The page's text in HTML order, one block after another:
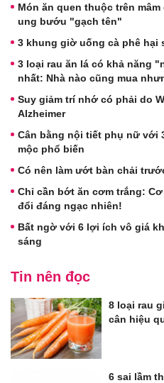
Món ăn quen thuộc trên
ung bướu "gạch tên"
3 khung giờ uống cà phê hại
3 loại rau ăn lá có khả năng
nhất: Nhà nào cũng mua
Suy giảm trí nhớ có phải do
Alzheimer
Cân bằng nội tiết phụ nữ với
mộc phổ biến
Có nên làm ướt bàn chải
Chỉ cần bớt ăn cơm trắng:
đổi đáng ngạc nhiên!
Bất ngờ với 6 lợi ích vô giá
sáng
Tin nên đọc
8 loại rau
cân hiệu
6 sai lầm